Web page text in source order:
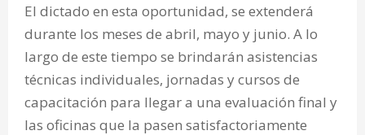
El dictado en esta oportunidad, se extenderá
durante los meses de abril, mayo y junio. A lo
largo de este tiempo se brindarán asistencias
técnicas individuales, jornadas y cursos de
capacitación para llegar a una evaluación final y
las oficinas que la pasen satisfactoriamente